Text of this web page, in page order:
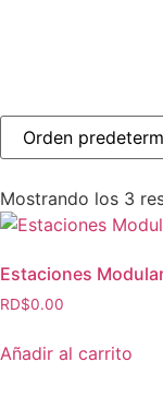
Mostrando los 3
Estaciones
RD$0.00
Añadir al carrito